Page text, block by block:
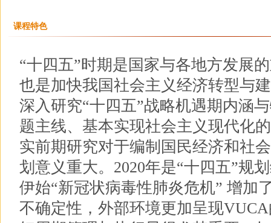
课程特色
“十四五”时期是国家与各地方发展
也是加快我国社会主义经济转型与
深入研究“十四五”战略机遇期内涵
题主线、基本实现社会主义现代化
实前期研究对于编制国民经济和社
划意义重大。2020年是“十四五”规
伊始“新冠状病毒性肺炎危机” 增加
不确定性，外部环境更加呈现